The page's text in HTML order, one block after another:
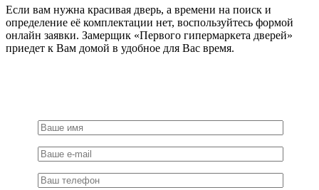
белый,
ЦАМ
Если вам нужна красивая дверь, а времени на поиск и
определение её комплектации нет, воспользуйтесь формой
онлайн заявки. Замерщик «Первого гипермаркета дверей»
приедет к Вам домой в удобное для Вас время.